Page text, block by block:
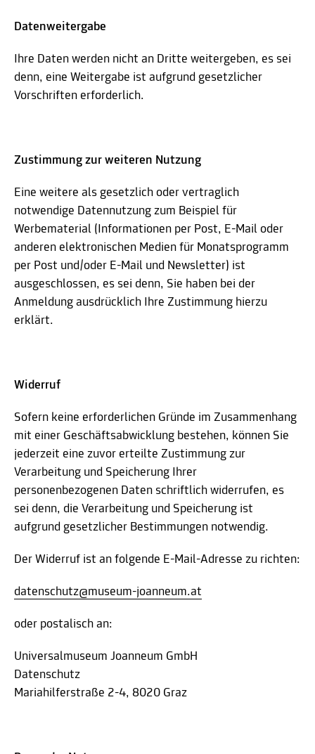
Datenweitergabe
Ihre Daten werden nicht an Dritte weitergeben, es sei
denn, eine Weitergabe ist aufgrund gesetzlicher
Vorschriften erforderlich.
Zustimmung zur weiteren Nutzung
Eine weitere als gesetzlich oder vertraglich
notwendige Datennutzung zum Beispiel für
Werbematerial (Informationen per Post, E-Mail oder
anderen elektronischen Medien für Monatsprogramm
per Post und/oder E-Mail und Newsletter) ist
ausgeschlossen, es sei denn, Sie haben bei der
Anmeldung ausdrücklich Ihre Zustimmung hierzu
erklärt.
Widerruf
Sofern keine erforderlichen Gründe im Zusammenhang
mit einer Geschäftsabwicklung bestehen, können Sie
jederzeit eine zuvor erteilte Zustimmung zur
Verarbeitung und Speicherung Ihrer
personenbezogenen Daten schriftlich widerrufen, es
sei denn, die Verarbeitung und Speicherung ist
aufgrund gesetzlicher Bestimmungen notwendig.
Der Widerruf ist an folgende E-Mail-Adresse zu richten:
datenschutz@museum-joanneum.at
oder postalisch an:
Universalmuseum Joanneum GmbH
Datenschutz
Mariahilferstraße 2-4, 8020 Graz